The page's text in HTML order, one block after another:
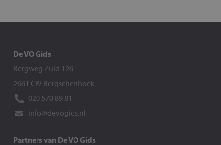
De VO Gids
Bergweg Zuid 126
2661 CW Bergschenhoek
020 570 89 81
info@devogids.nl
Partners van De VO Gids